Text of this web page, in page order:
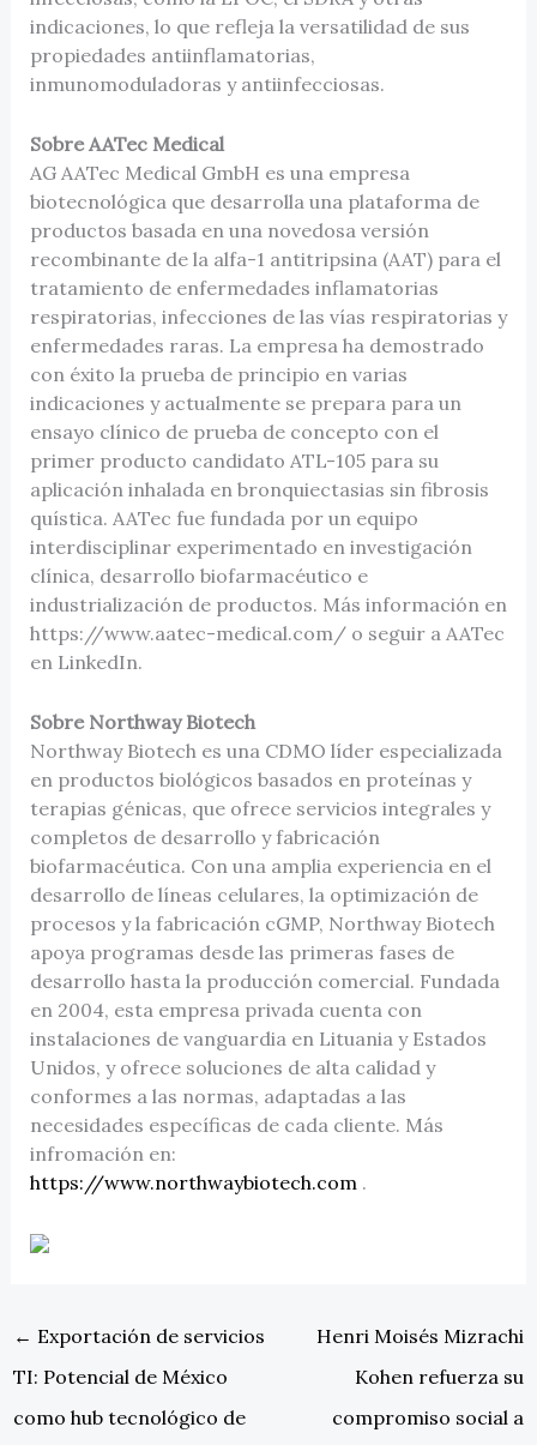
indicaciones, lo que refleja la versatilidad de sus
propiedades antiinflamatorias,
inmunomoduladoras y antiinfecciosas.
Sobre AATec Medical
AG AATec Medical GmbH es una empresa
biotecnológica que desarrolla una plataforma de
productos basada en una novedosa versión
recombinante de la alfa-1 antitripsina (AAT) para el
tratamiento de enfermedades inflamatorias
respiratorias, infecciones de las vías respiratorias y
enfermedades raras. La empresa ha demostrado
con éxito la prueba de principio en varias
indicaciones y actualmente se prepara para un
ensayo clínico de prueba de concepto con el
primer producto candidato ATL-105 para su
aplicación inhalada en bronquiectasias sin fibrosis
quística. AATec fue fundada por un equipo
interdisciplinar experimentado en investigación
clínica, desarrollo biofarmacéutico e
industrialización de productos. Más información en
https://www.aatec-medical.com/ o seguir a AATec
en LinkedIn.
Sobre Northway Biotech
Northway Biotech es una CDMO líder especializada
en productos biológicos basados en proteínas y
terapias génicas, que ofrece servicios integrales y
completos de desarrollo y fabricación
biofarmacéutica. Con una amplia experiencia en el
desarrollo de líneas celulares, la optimización de
procesos y la fabricación cGMP, Northway Biotech
apoya programas desde las primeras fases de
desarrollo hasta la producción comercial. Fundada
en 2004, esta empresa privada cuenta con
instalaciones de vanguardia en Lituania y Estados
Unidos, y ofrece soluciones de alta calidad y
conformes a las normas, adaptadas a las
necesidades específicas de cada cliente. Más
infromación en:
https://www.northwaybiotech.com .
← Exportación de servicios
TI: Potencial de México
como hub tecnológico de
Henri Moisés Mizrachi
Kohen refuerza su
compromiso social a